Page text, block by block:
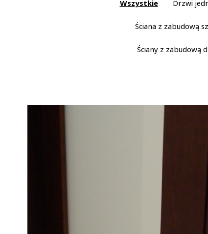
Wszystkie Drzwi
Ściana z zabudową
Ściany z zabudową